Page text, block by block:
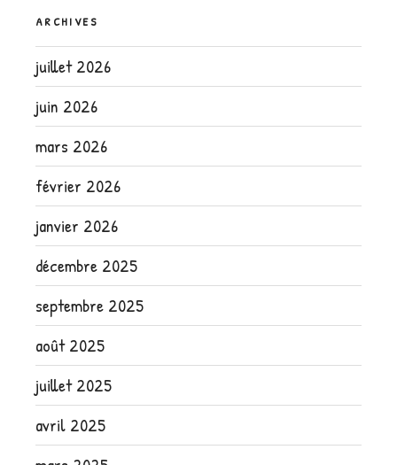
ARCHIVES
juillet 2026
juin 2026
mars 2026
février 2026
janvier 2026
décembre 2025
septembre 2025
août 2025
juillet 2025
avril 2025